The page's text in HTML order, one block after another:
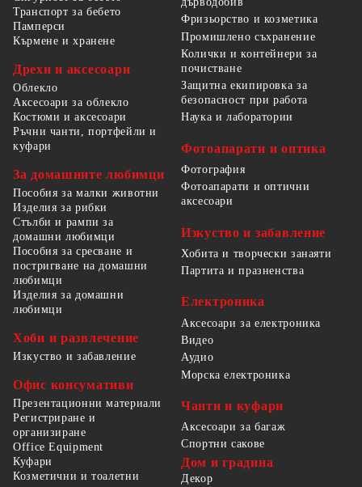
Транспорт за бебето
Памперси
Кърмене и хранене
Дрехи и аксесоари
Облекло
Аксесоари за облекло
Костюми и аксесоари
Ръчни чанти, портфейли и
куфари
За домашните любимци
Пособия за малки животни
Изделия за рибки
Стълби и рампи за
домашни любимци
Пособия за сресване и
постригване на домашни
любимци
Изделия за домашни
любимци
Хоби и развлечение
Изкуство и забавление
Офис консумативи
Презентационни материали
Регистриране и
организиране
Office Equipment
Фризьорство и козметика
Промишлено съхранение
Колички и контейнери за
почистване
Защитна екипировка за
безопасност при работа
Наука и лаборатории
Фотоапарати и оптика
Фотография
Фотоапарати и оптични
аксесоари
Изкуство и забавление
Хобита и творчески занаяти
Партита и празненства
Електроника
Аксесоари за електроника
Видео
Аудио
Морска електроника
Чанти и куфари
Аксесоари за багаж
Спортни сакове
Куфари
Козметични и тоалетни
Дом и градина
Декор